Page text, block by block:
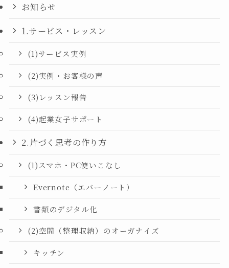
お知らせ
1.サービス・レッスン
(1)サービス実例
(2)実例・お客様の声
(3)レッスン報告
(4)起業女子サポート
2.片づく思考の作り方
(1)スマホ・PC使いこなし
Evernote（エバーノート）
書類のデジタル化
(2)空間（整理収納）のオーガナイズ
キッチン